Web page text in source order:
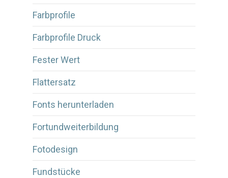
Farbprofile
Farbprofile Druck
Fester Wert
Flattersatz
Fonts herunterladen
Fortundweiterbildung
Fotodesign
Fundstücke